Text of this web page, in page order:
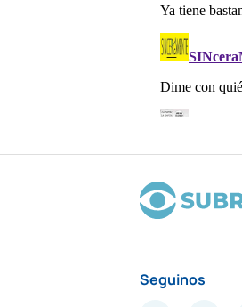
Seguinos